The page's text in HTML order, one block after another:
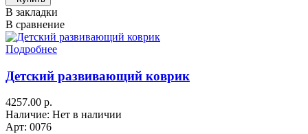
В закладки
В сравнение
Подробнее
Детский развивающий коврик
4257.00 р.
Наличие: Нет в наличии
Арт: 0076